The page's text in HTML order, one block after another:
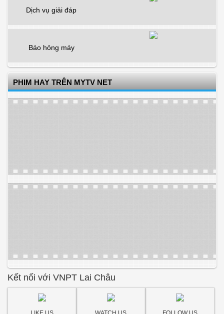
Dịch vụ giải đáp
Báo hỏng máy
PHIM HAY TRÊN MYTV NET
Kết nối với VNPT Lai Châu